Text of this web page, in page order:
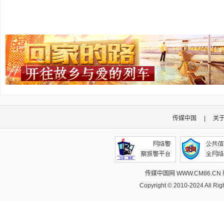
传媒中国 关
传媒中国网
Copyright © 2010-2024 All